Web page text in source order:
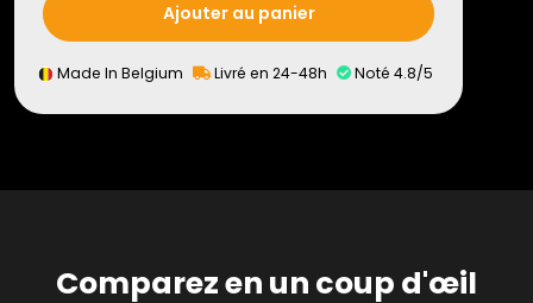
Ajouter au panier
Made In Belgium Livré en 24-48h Noté 4.8/5
Comparez en un coup d'œil